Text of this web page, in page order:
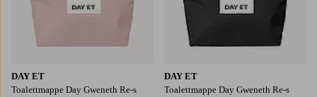
DAY ET
Toalettmappe Day Gweneth Re-s
DAY ET
Toalettmappe Day Gweneth Re-s